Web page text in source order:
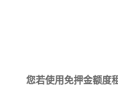
您若使用免押金额度